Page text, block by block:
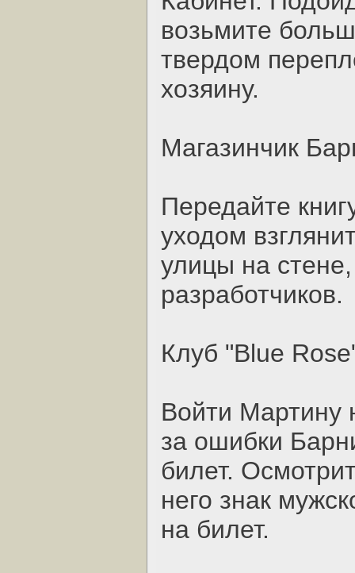
возьмите
твердом
хозяину.
Магазинчик
Передайте
уходом
улицы на
разработчиков.
Клуб "Blue
Войти Мартину
за ошибки
билет.
него знак
на билет.